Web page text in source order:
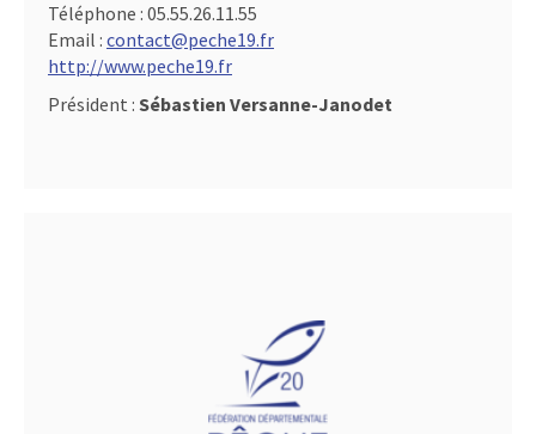
Téléphone : 05.55.26.11.55
Email : contact@peche19.fr
http://www.peche19.fr
Président : Sébastien Versanne-Janodet